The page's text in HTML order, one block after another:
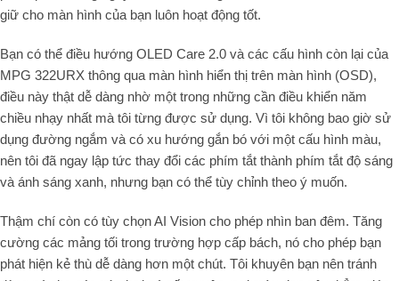
giữ cho màn hình của bạn luôn hoạt động tốt.
Bạn có thể điều hướng OLED Care 2.0 và các cấu hình còn lại của
MPG 322URX thông qua màn hình hiển thị trên màn hình (OSD),
điều này thật dễ dàng nhờ một trong những cần điều khiển năm
chiều nhạy nhất mà tôi từng được sử dụng. Vì tôi không bao giờ sử
dụng đường ngắm và có xu hướng gắn bó với một cấu hình màu,
nên tôi đã ngay lập tức thay đổi các phím tắt thành phím tắt độ sáng
và ánh sáng xanh, nhưng bạn có thể tùy chỉnh theo ý muốn.
Thậm chí còn có tùy chọn AI Vision cho phép nhìn ban đêm. Tăng
cường các mảng tối trong trường hợp cấp bách, nó cho phép bạn
phát hiện kẻ thù dễ dàng hơn một chút. Tôi khuyên bạn nên tránh